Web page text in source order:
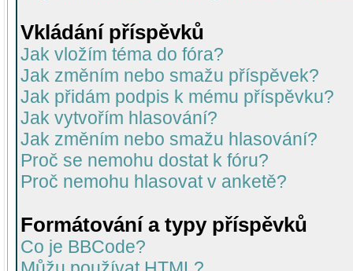
Vkládání příspěvků
Jak vložím téma do fóra?
Jak změním nebo smažu příspěvek?
Jak přidám podpis k mému příspěvku?
Jak vytvořím hlasování?
Jak změním nebo smažu hlasování?
Proč se nemohu dostat k fóru?
Proč nemohu hlasovat v anketě?
Formátování a typy příspěvků
Co je BBCode?